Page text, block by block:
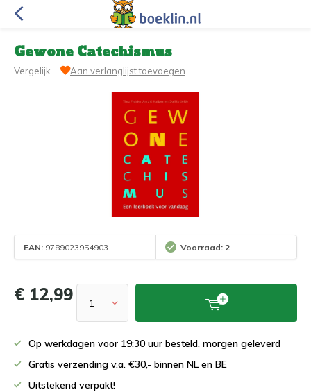
Gewone Catechismus
Vergelijk Aan verlanglijst toevoegen
EAN: 9789023954903 Voorraad: 2
€ 12,99
Op werkdagen voor 19:30 uur besteld, morgen geleverd
Gratis verzending v.a. €30,- binnen NL en BE
Uitstekend verpakt!